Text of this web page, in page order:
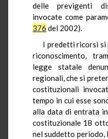
delle previgenti
invocate come
376 del 2002).
I predetti ricorsi
riconoscimento,
legge statale
regionali, che si
costituzionali
tempo in cui esse
alla data di entrata
costituzionale 18
nel suddetto periodo,